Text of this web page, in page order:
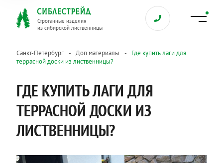
Строганные изделия
из сибирской лиственницы
Санкт-Петербург Доп материалы
Где купить лаги для
террасной доски из лиственницы?
ГДЕ КУПИТЬ ЛАГИ ДЛЯ
ТЕРРАСНОЙ ДОСКИ ИЗ
ЛИСТВЕННИЦЫ?